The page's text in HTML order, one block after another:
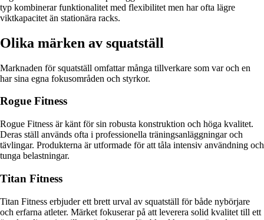
typ kombinerar funktionalitet med flexibilitet men har ofta lägre
viktkapacitet än stationära racks.
Olika märken av squatställ
Marknaden för squatställ omfattar många tillverkare som var och en
har sina egna fokusområden och styrkor.
Rogue Fitness
Rogue Fitness är känt för sin robusta konstruktion och höga kvalitet.
Deras ställ används ofta i professionella träningsanläggningar och
tävlingar. Produkterna är utformade för att tåla intensiv användning och
tunga belastningar.
Titan Fitness
Titan Fitness erbjuder ett brett urval av squatställ för både nybörjare
och erfarna atleter. Märket fokuserar på att leverera solid kvalitet till ett